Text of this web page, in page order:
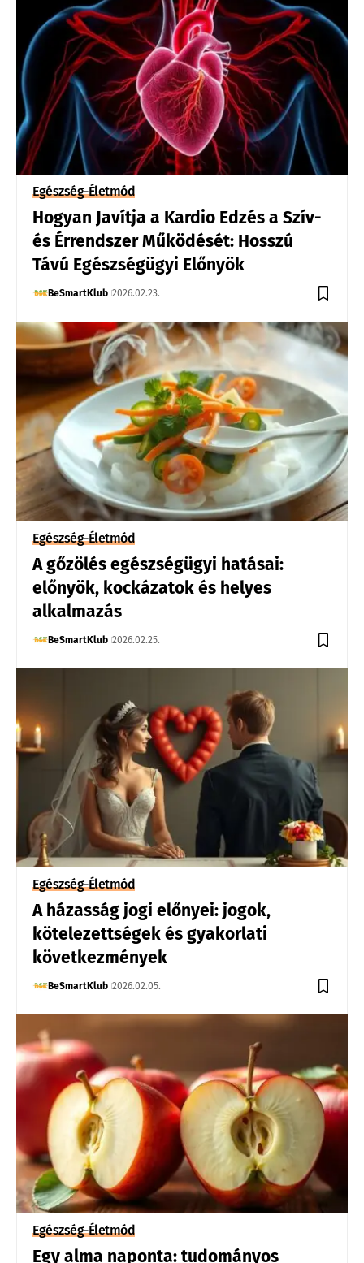
Egészség-Életmód
Hogyan Javítja a Kardio Edzés a Szív-
és Érrendszer Működését: Hosszú
Távú Egészségügyi Előnyök
BeSmartKlub 2026.02.23.
Egészség-Életmód
A gőzölés egészségügyi hatásai:
előnyök, kockázatok és helyes
alkalmazás
BeSmartKlub 2026.02.25.
Egészség-Életmód
A házasság jogi előnyei: jogok,
kötelezettségek és gyakorlati
következmények
BeSmartKlub 2026.02.05.
Egészség-Életmód
Egy alma naponta: tudományos